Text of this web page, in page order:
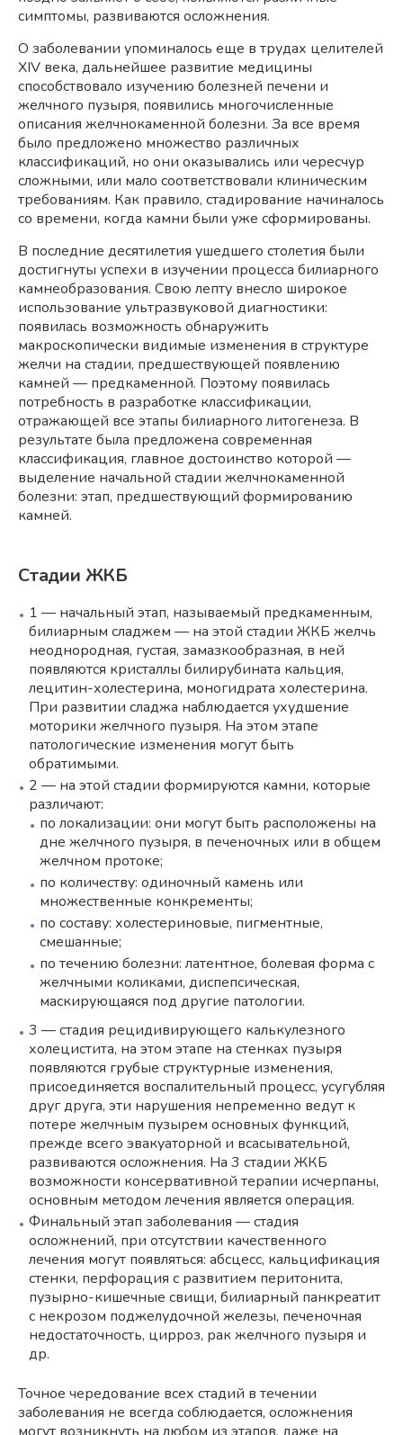
симптомы, развиваются осложнения.
О заболевании упоминалось еще в трудах целителей
XIV века, дальнейшее развитие медицины
способствовало изучению болезней печени и
желчного пузыря, появились многочисленные
описания желчнокаменной болезни. За все время
было предложено множество различных
классификаций, но они оказывались или чересчур
сложными, или мало соответствовали клиническим
требованиям. Как правило, стадирование начиналось
со времени, когда камни были уже сформированы.
В последние десятилетия ушедшего столетия были
достигнуты успехи в изучении процесса билиарного
камнеобразования. Свою лепту внесло широкое
использование ультразвуковой диагностики:
появилась возможность обнаружить
макроскопически видимые изменения в структуре
желчи на стадии, предшествующей появлению
камней — предкаменной. Поэтому появилась
потребность в разработке классификации,
отражающей все этапы билиарного литогенеза. В
результате была предложена современная
классификация, главное достоинство которой —
выделение начальной стадии желчнокаменной
болезни: этап, предшествующий формированию
камней.
Стадии ЖКБ
1 — начальный этап, называемый предкаменным,
билиарным сладжем — на этой стадии ЖКБ желчь
неоднородная, густая, замазкообразная, в ней
появляются кристаллы билирубината кальция,
лецитин-холестерина, моногидрата холестерина.
При развитии сладжа наблюдается ухудшение
моторики желчного пузыря. На этом этапе
патологические изменения могут быть
обратимыми.
2 — на этой стадии формируются камни, которые
различают:
по локализации: они могут быть расположены на
дне желчного пузыря, в печеночных или в общем
желчном протоке;
по количеству: одиночный камень или
множественные конкременты;
по составу: холестериновые, пигментные,
смешанные;
по течению болезни: латентное, болевая форма с
желчными коликами, диспепсическая,
маскирующаяся под другие патологии.
3 — стадия рецидивирующего калькулезного
холецистита, на этом этапе на стенках пузыря
появляются грубые структурные изменения,
присоединяется воспалительный процесс, усугубляя
друг друга, эти нарушения непременно ведут к
потере желчным пузырем основных функций,
прежде всего эвакуаторной и всасывательной,
развиваются осложнения. На 3 стадии ЖКБ
возможности консервативной терапии исчерпаны,
основным методом лечения является операция.
Финальный этап заболевания — стадия
осложнений, при отсутствии качественного
лечения могут появляться: абсцесс, кальцификация
стенки, перфорация с развитием перитонита,
пузырно-кишечные свищи, билиарный панкреатит
с некрозом поджелудочной железы, печеночная
недостаточность, цирроз, рак желчного пузыря и
др.
Точное чередование всех стадий в течении
заболевания не всегда соблюдается, осложнения